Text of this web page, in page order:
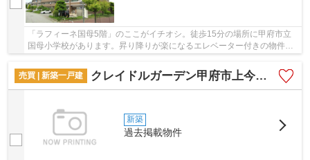
「ラフィーネ国母5階」のここがイチオシ。徒歩15分の場所に甲府市立
国母小学校があります。昇り降りが楽になるエレベーター付きの物件で
売買 | 新築一戸建
クレイドルガーデン甲府市上今井町第3 1号棟
新築
過去掲載物件